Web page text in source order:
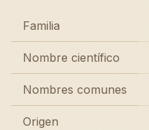
Familia
Nombre científico
Nombres comunes
Origen